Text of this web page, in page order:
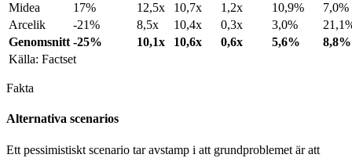
Midea
17% 12,5x 10,7x 1,2x 10,9%
7,0%
Arcelik
-21% 8,5x 10,4x 0,3x 3,0%
Genomsnitt -25% 10,1x 10,6x 0,6x 5,6%
8,8%
Källa: Factset
Fakta
Alternativa scenarios
Ett pessimistiskt scenario tar avstamp i att grundproblemet är att